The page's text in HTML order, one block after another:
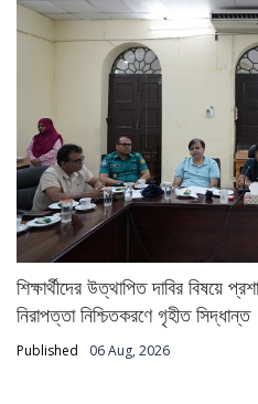
শিক্ষার্থীদের উত্থাপিত দাবির বিষয়ে
নিরাপত্তা নিশ্চিতকরণে গৃহীত সিদ্ধান্ত
Published 06 Aug, 2026